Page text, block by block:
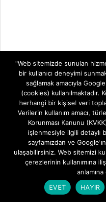
"Web sitemizde sunulan
bir kullanıcı deneyimi
sağlamak amacıyla
(cookies) kullanılmaktadır.
herhangi bir kişisel veri
Verilerin kullanım amacı,
Korunması Kanunu
işlenmesiyle ilgili detaylı
sayfamızdan ve
ulaşabilirsiniz. Web sitemizi
çerezlerinin kullanımına
EVET
HAYIR